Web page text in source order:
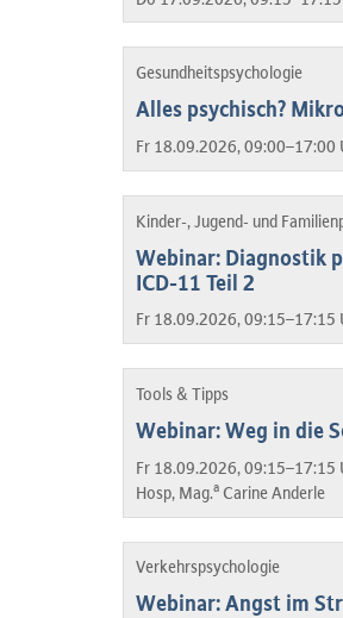
Gesundheitspsychologie
Alles psychisch?
Fr 18.09.2026, 09:00–17:00
Kinder-, Jugend- und
Webinar: Diagnostik
ICD-11 Teil 2
Fr 18.09.2026, 09:15–17:15
Tools & Tipps
Webinar: Weg in die
Fr 18.09.2026, 09:15–17:15
Hosp, Mag.aCarine Anderle
Verkehrspsychologie
Webinar: Angst im